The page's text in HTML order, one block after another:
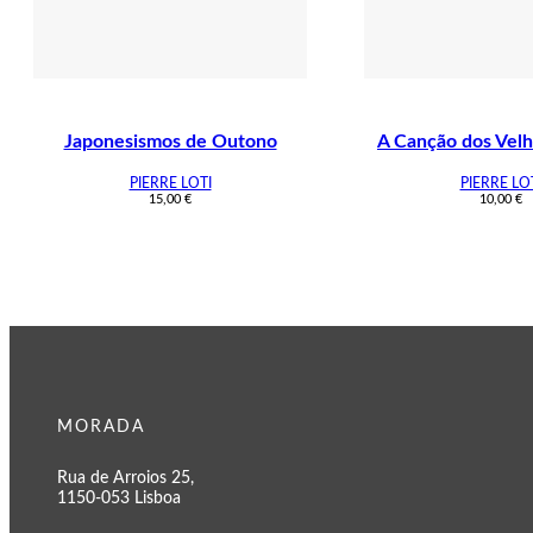
Japonesismos de Outono
PIERRE LOTI
15,00 €
A Canção dos
PIERRE
10,00 €
MORADA
Rua de Arroios 25,
1150-053 Lisboa